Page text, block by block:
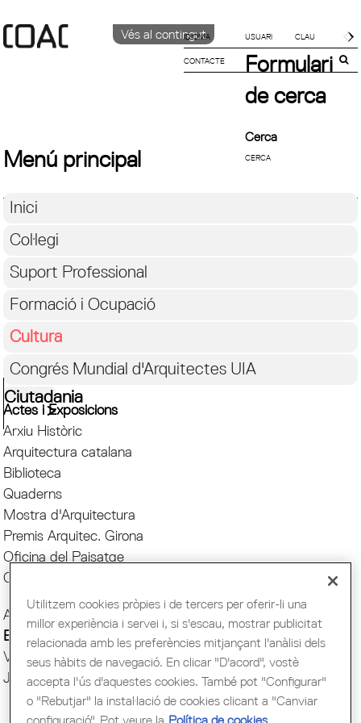
Vés al contingut
IDIOMA
CATALÀ
CONTACTE
Formulari
de cerca
Cerca
Menú principal
Inici
Col·legi
Suport Professional
Formació i Ocupació
Cultura
Congrés Mundial d'Arquitectes UIA
Ciutadania
Actes i Exposicions
Arxiu Històric
Arquitectura catalana
Biblioteca
Quaderns
Mostra d'Arquitectura
Premis Arquitec. Girona
Oficina del Paisatge
Centre Obert d'Arquitectura
Actes COAC
Exposicions COAC
Visites COAC
Jornades
Utilitzem cookies pròpies i de tercers per oferir-li una
millor experiència i servei i, si s'escau, mostrar publicitat
relacionada amb les preferències mitjançant l'anàlisi dels
seus hàbits de navegació. En clicar "D'acord", vostè
accepta l'ús d'aquestes cookies. També pot "Configurar"
o "Rebutjar" la instal·lació de cookies clicant a "Canviar